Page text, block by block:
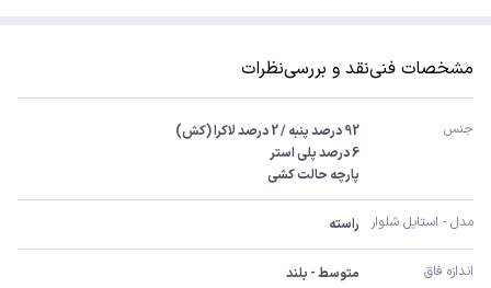
مشخصات فنینقد و بررسینظرات
جنس
پارچه حالت کشی
مدل - استایل شلوار راسته
اندازه فاق متوسط - بلند